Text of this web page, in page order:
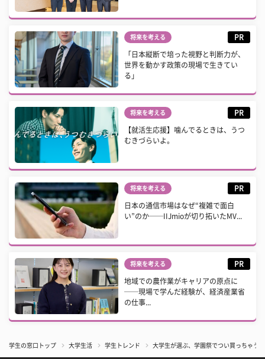
将来を考える PR
「日本縦断で培った視野と判断力が、
世界を動かす政策の現場で生きてい
る」
将来を考える PR
【就活生応援】噛んでるときは、うつ
むきづらいよ。
将来を考える PR
日本の通信市場はなぜ“複雑で面白
い”のか──IIJmioが切り拓いたMV...
将来を考える PR
地域での農作業がキャリアの原点に
──現場で学んだ経験が、経済産業省
の仕事...
学生の窓口トップ 大学生活 学生トレンド 大学生が選ぶ、学園祭でつい買っちゃう